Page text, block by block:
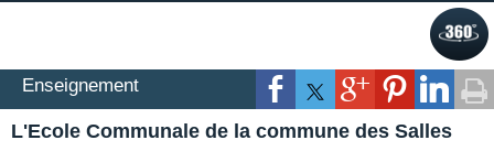
Enseignement
L'Ecole Communale de la commune des Salles